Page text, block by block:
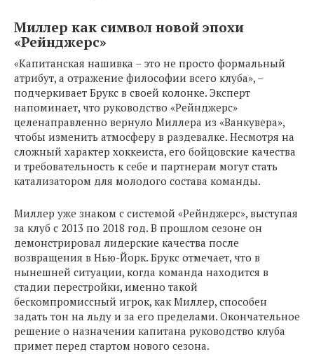
Миллер как символ новой эпохи
«Рейнджерс»
«Капитанская нашивка – это не просто формальный
атрибут, а отражение философии всего клуба», –
подчеркивает Брукс в своей колонке. Эксперт
напоминает, что руководство «Рейнджерс»
целенаправленно вернуло Миллера из «Ванкувера»,
чтобы изменить атмосферу в раздевалке. Несмотря на
сложный характер хоккеиста, его бойцовские качества
и требовательность к себе и партнерам могут стать
катализатором для молодого состава команды.
Миллер уже знаком с системой «Рейнджерс», выступая
за клуб с 2013 по 2018 год. В прошлом сезоне он
демонстрировал лидерские качества после
возвращения в Нью-Йорк. Брукс отмечает, что в
нынешней ситуации, когда команда находится в
стадии перестройки, именно такой
бескомпромиссный игрок, как Миллер, способен
задать тон на льду и за его пределами. Окончательное
решение о назначении капитана руководство клуба
примет перед стартом нового сезона.